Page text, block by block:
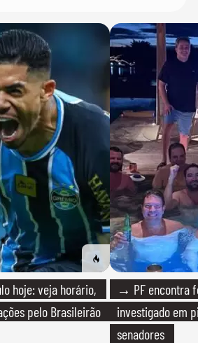
hoje: veja horário,
pelo Brasileirão
→ PF encontra
investigado em
senadores